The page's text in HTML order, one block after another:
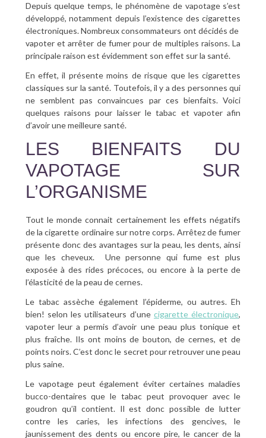
Depuis quelque temps, le phénomène de vapotage s’est
développé, notamment depuis l’existence des cigarettes
électroniques. Nombreux consommateurs ont décidés de
vapoter et arrêter de fumer pour de multiples raisons. La
principale raison est évidemment son effet sur la santé.
En effet, il présente moins de risque que les cigarettes
classiques sur la santé. Toutefois, il y a des personnes qui
ne semblent pas convaincues par ces bienfaits. Voici
quelques raisons pour laisser le tabac et vapoter afin
d’avoir une meilleure santé.
LES BIENFAITS DU
VAPOTAGE SUR
L’ORGANISME
Tout le monde connait certainement les effets négatifs
de la cigarette ordinaire sur notre corps. Arrêtez de fumer
présente donc des avantages sur la peau, les dents, ainsi
que les cheveux. Une personne qui fume est plus
exposée à des rides précoces, ou encore à la perte de
l’élasticité de la peau de cernes.
Le tabac assèche également l’épiderme, ou autres. Eh
bien! selon les utilisateurs d’unecigarette électronique,
vapoter leur a permis d’avoir une peau plus tonique et
plus fraîche. Ils ont moins de bouton, de cernes, et de
points noirs. C’est donc le secret pour retrouver une peau
plus saine.
Le vapotage peut également éviter certaines maladies
bucco-dentaires que le tabac peut provoquer avec le
goudron qu’il contient. Il est donc possible de lutter
contre les caries, les infections des gencives, le
jaunissement des dents ou encore pire, le cancer de la